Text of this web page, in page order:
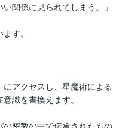
関係に見られてしまう。」
す。
アクセスし、星魔術による
識を書換えます。
密教の中で伝承されたもの